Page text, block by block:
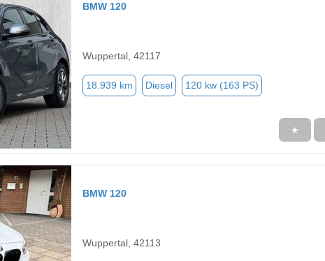
BMW 120
Wuppertal, 42117
18.939 km Diesel 120 kw (163 PS)
★
BMW 120
Wuppertal, 42113